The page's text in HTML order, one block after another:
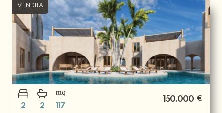
VENDITA
2 2 117
150.000 €